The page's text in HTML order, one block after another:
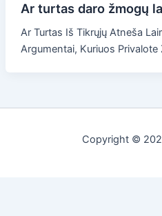
Ar turtas daro žmogų
Ar Turtas Iš Tikrųjų Atneša
Argumentai, Kuriuos Privalote
Copyright ©